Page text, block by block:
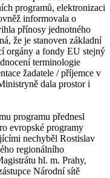
programů, elektronizaci
informovala o
přínosy jednotného
že je stanoven základní
orgány a fondy EU stejný
terminologie
žadatele / příjemce v
dala prostor i
programu přednesl
evropské programy
nechyběl Rostislav
regionálního
hl. m. Prahy,
Národní sítě